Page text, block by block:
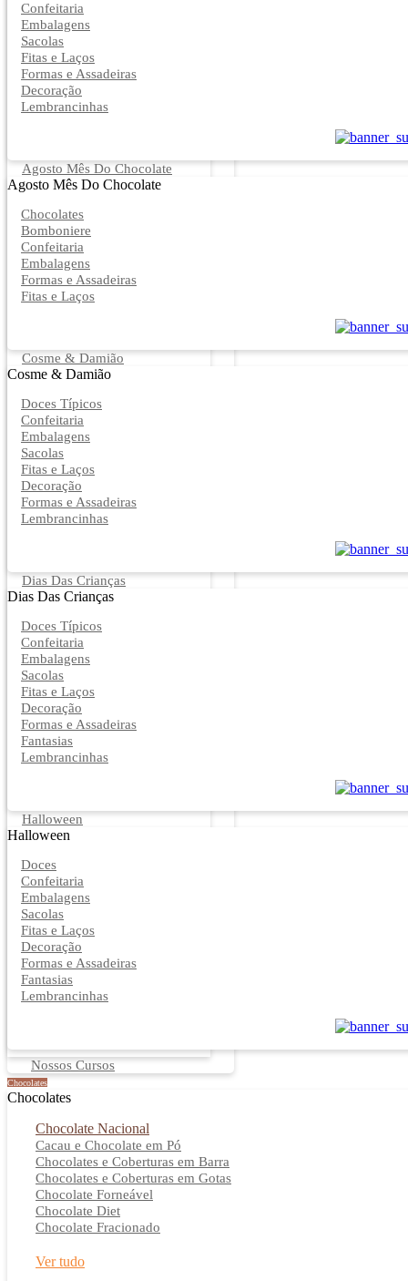
Confeitaria
Embalagens
Sacolas
Fitas e Laços
Formas e Assadeiras
Decoração
Lembrancinhas
Agosto Mês Do Chocolate
Agosto Mês Do Chocolate
Chocolates
Bomboniere
Confeitaria
Embalagens
Formas e Assadeiras
Fitas e Laços
Cosme & Damião
Cosme & Damião
Doces Típicos
Confeitaria
Embalagens
Sacolas
Fitas e Laços
Decoração
Formas e Assadeiras
Lembrancinhas
Dias Das Crianças
Dias Das Crianças
Doces Típicos
Confeitaria
Embalagens
Sacolas
Fitas e Laços
Decoração
Formas e Assadeiras
Fantasias
Lembrancinhas
Halloween
Halloween
Doces
Confeitaria
Embalagens
Sacolas
Fitas e Laços
Decoração
Formas e Assadeiras
Fantasias
Lembrancinhas
Nossos Cursos
Chocolates
Chocolates
Chocolate Nacional
Cacau e Chocolate em Pó
Chocolates e Coberturas em Barra
Chocolates e Coberturas em Gotas
Chocolate Forneável
Chocolate Diet
Chocolate Fracionado
Ver tudo